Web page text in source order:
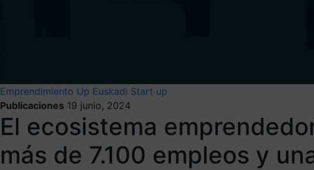
Emprendimiento Up Euskadi Start up
Publicaciones 19 junio, 2024
El ecosistema
más de 7.100 empleos y